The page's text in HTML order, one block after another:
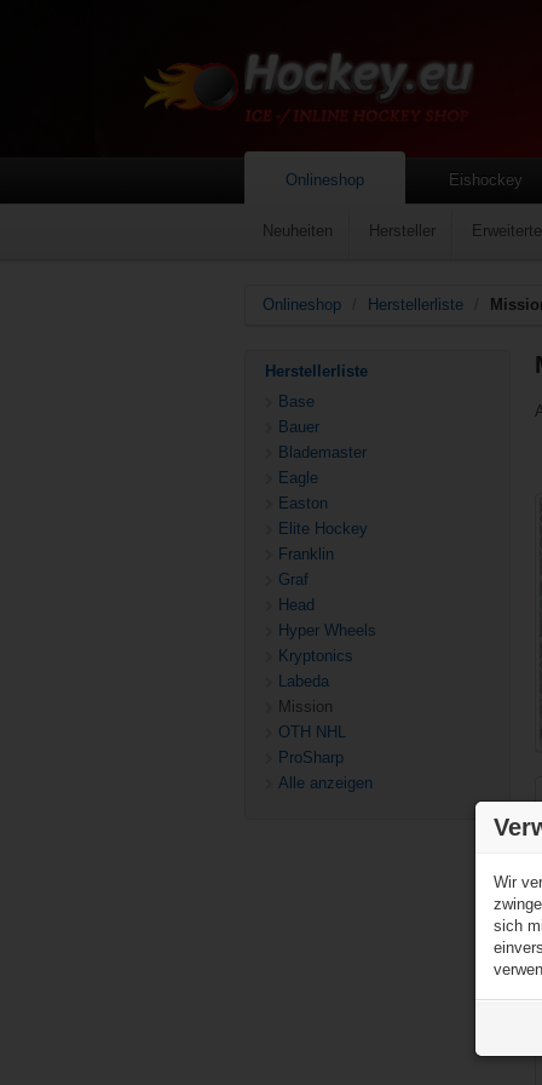
Onlineshop
Neuheiten Hersteller
Eishockey
Onlineshop Herstellerliste
Herstellerliste
Base
Bauer
Blademaster
Eagle
Easton
Elite Hockey
Franklin
Graf
Head
Hyper Wheels
Kryptonics
Labeda
Mission
OTH NHL
ProSharp
Alle anzeigen
Wir
sich